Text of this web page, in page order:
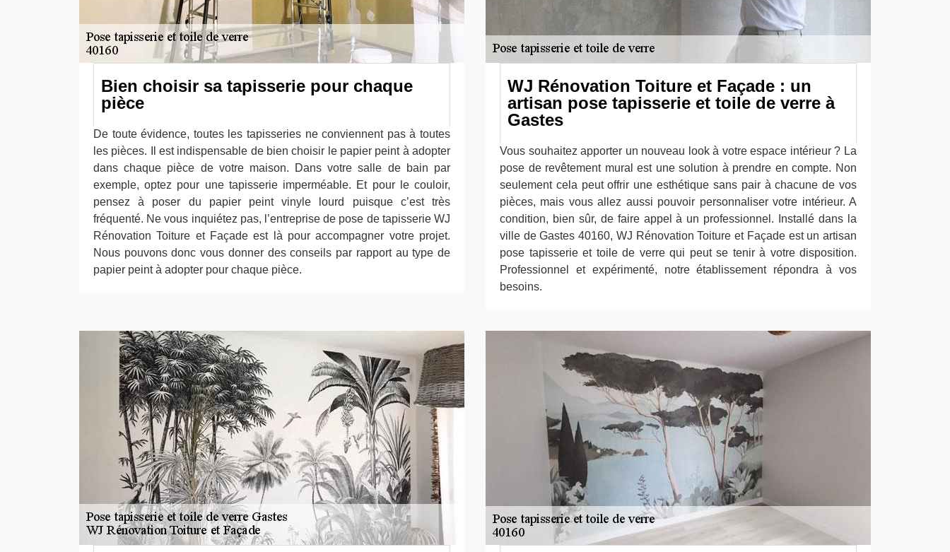
Bien choisir sa tapisserie pour chaque
pièce
De toute évidence, toutes les tapisseries ne conviennent pas à toutes
les pièces. Il est indispensable de bien choisir le papier peint à adopter
dans chaque pièce de votre maison. Dans votre salle de bain par
exemple, optez pour une tapisserie imperméable. Et pour le couloir,
pensez à poser du papier peint vinyle lourd puisque c’est très
fréquenté. Ne vous inquiétez pas, l’entreprise de pose de tapisserie WJ
Rénovation Toiture et Façade est là pour accompagner votre projet.
Nous pouvons donc vous donner des conseils par rapport au type de
papier peint à adopter pour chaque pièce.
WJ Rénovation Toiture et Façade : un
artisan pose tapisserie et toile de verre à
Gastes
Vous souhaitez apporter un nouveau look à votre espace intérieur ? La
pose de revêtement mural est une solution à prendre en compte. Non
seulement cela peut offrir une esthétique sans pair à chacune de vos
pièces, mais vous allez aussi pouvoir personnaliser votre intérieur. A
condition, bien sûr, de faire appel à un professionnel. Installé dans la
ville de Gastes 40160, WJ Rénovation Toiture et Façade est un artisan
pose tapisserie et toile de verre qui peut se tenir à votre disposition.
Professionnel et expérimenté, notre établissement répondra à vos
besoins.